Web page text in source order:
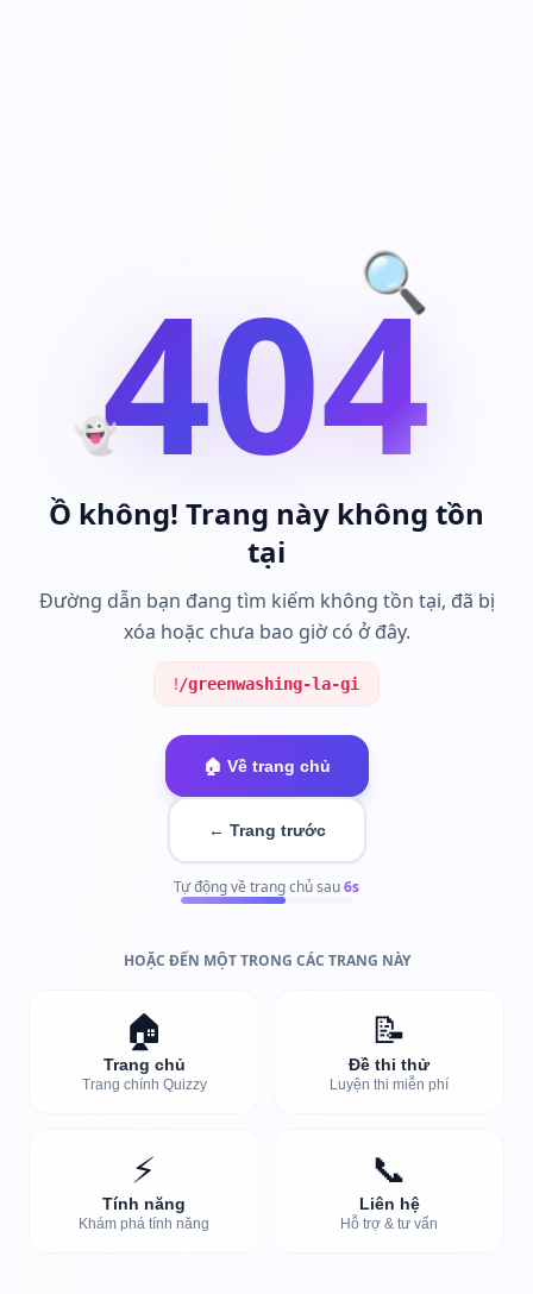
404
🔍
👻
Ồ không! Trang này không tồn
tại
Đường dẫn bạn đang tìm kiếm không tồn tại, đã bị
xóa hoặc chưa bao giờ có ở đây.
!/greenwashing-la-gi
🏠 Về trang chủ
← Trang trước
Tự động về trang chủ sau5s
HOẶC ĐẾN MỘT TRONG CÁC TRANG NÀY
🏠
Trang chủ
Trang chính Quizzy
📝
Đề thi thử
Luyện thi miễn phí
⚡
Tính năng
Khám phá tính năng
📞
Liên hệ
Hỗ trợ & tư vấn